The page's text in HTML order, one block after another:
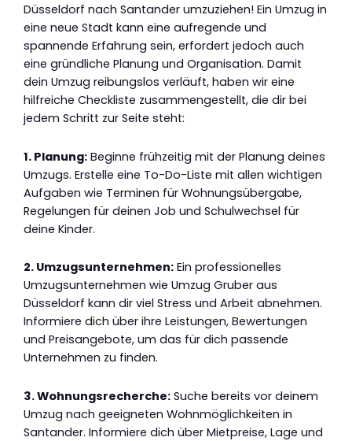
Düsseldorf nach Santander umzuziehen! Ein Umzug in
eine neue Stadt kann eine aufregende und
spannende Erfahrung sein, erfordert jedoch auch
eine gründliche Planung und Organisation. Damit
dein Umzug reibungslos verläuft, haben wir eine
hilfreiche Checkliste zusammengestellt, die dir bei
jedem Schritt zur Seite steht:
1. Planung: Beginne frühzeitig mit der Planung deines
Umzugs. Erstelle eine To-Do-Liste mit allen wichtigen
Aufgaben wie Terminen für Wohnungsübergabe,
Regelungen für deinen Job und Schulwechsel für
deine Kinder.
2. Umzugsunternehmen: Ein professionelles
Umzugsunternehmen wie Umzug Gruber aus
Düsseldorf kann dir viel Stress und Arbeit abnehmen.
Informiere dich über ihre Leistungen, Bewertungen
und Preisangebote, um das für dich passende
Unternehmen zu finden.
3. Wohnungsrecherche: Suche bereits vor deinem
Umzug nach geeigneten Wohnmöglichkeiten in
Santander. Informiere dich über Mietpreise, Lage und